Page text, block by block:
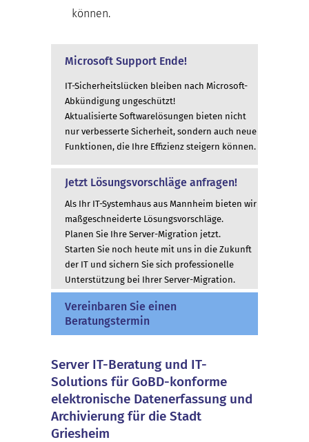
können.
Microsoft Support Ende!
IT-Sicherheitslücken bleiben nach Microsoft-
Abkündigung ungeschützt!
Aktualisierte Softwarelösungen bieten nicht
nur verbesserte Sicherheit, sondern auch neue
Funktionen, die Ihre Effizienz steigern können.
Jetzt Lösungsvorschläge anfragen!
Als Ihr IT-Systemhaus aus Mannheim bieten wir
maßgeschneiderte Lösungsvorschläge.
Planen Sie Ihre Server-Migration jetzt.
Starten Sie noch heute mit uns in die Zukunft
der IT und sichern Sie sich professionelle
Unterstützung bei Ihrer Server-Migration.
Vereinbaren Sie einen
Beratungstermin
Server IT-Beratung und IT-
Solutions für GoBD-konforme
elektronische Datenerfassung und
Archivierung für die Stadt
Griesheim